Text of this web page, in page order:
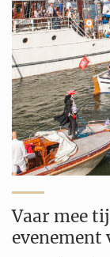
Vaar mee
evenement